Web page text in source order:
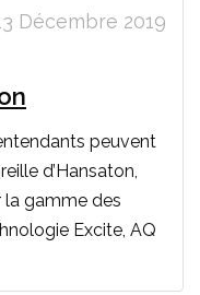
Décembre 2019
peuvent
d’Hansaton,
la gamme des
Excite, AQ